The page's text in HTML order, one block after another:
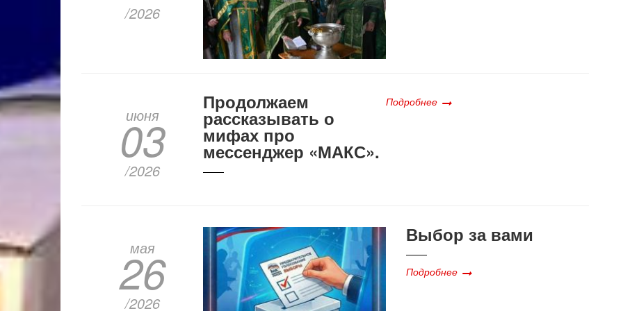
/2026
июня
03
/2026
Продолжаем
рассказывать о
мифах про
мессенджер «МАКС».
Подробнее
мая
26
/2026
Выбор за вами
Подробнее